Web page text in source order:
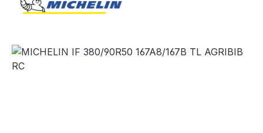
Bildergalerie überspringen